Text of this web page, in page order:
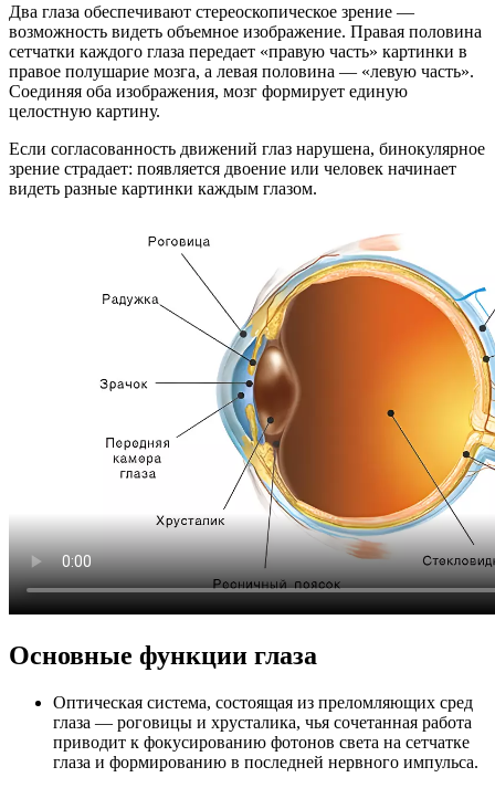
Два глаза обеспечивают стереоскопическое зрение —
возможность видеть объемное изображение. Правая половина
сетчатки каждого глаза передает «правую часть» картинки в
правое полушарие мозга, а левая половина — «левую часть».
Соединяя оба изображения, мозг формирует единую
целостную картину.
Если согласованность движений глаз нарушена, бинокулярное
зрение страдает: появляется двоение или человек начинает
видеть разные картинки каждым глазом.
Основные функции глаза
Оптическая система, состоящая из преломляющих сред
глаза — роговицы и хрусталика, чья сочетанная работа
приводит к фокусированию фотонов света на сетчатке
глаза и формированию в последней нервного импульса.